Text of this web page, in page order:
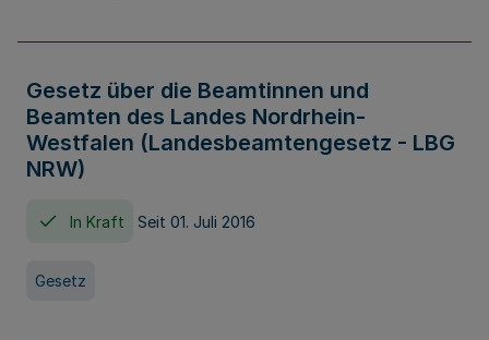
Gesetz über die Beamtinnen und
Beamten des Landes Nordrhein-
Westfalen (Landesbeamtengesetz - LBG
NRW)
In Kraft Seit 01. Juli 2016
Gesetz